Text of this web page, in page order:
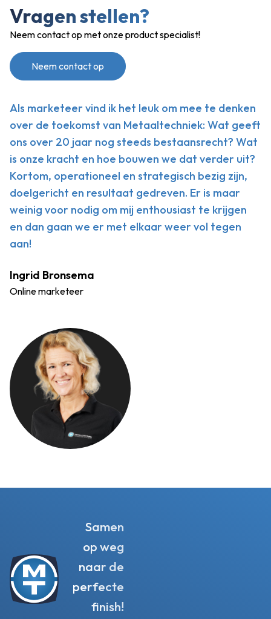
Vragen stellen?
Neem contact op met onze product specialist!
Neem contact op
Als marketeer vind ik het leuk om mee te denken
over de toekomst van Metaaltechniek: Wat geeft
ons over 20 jaar nog steeds bestaansrecht? Wat
is onze kracht en hoe bouwen we dat verder uit?
Kortom, operationeel en strategisch bezig zijn,
doelgericht en resultaat gedreven. Er is maar
weinig voor nodig om mij enthousiast te krijgen
en dan gaan we er met elkaar weer vol tegen
aan!
Ingrid Bronsema
Online marketeer
Samen
op weg
naar de
perfecte
finish!